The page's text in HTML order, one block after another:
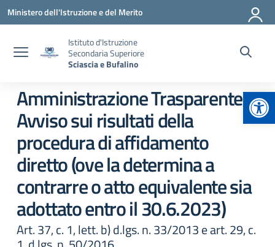
Vai ai contenuti
Vai al menu di navigazione
Vai al footer
Ministero dell'Istruzione e del Merito
Istituto d'Istruzione
Secondaria Superiore
Sciascia e Bufalino
Amministrazione Trasparente:
Avviso sui risultati della
procedura di affidamento
diretto (ove la determina a
contrarre o atto equivalente sia
adottato entro il 30.6.2023)
Art. 37, c. 1, lett. b) d.lgs. n. 33/2013 e art. 29, c.